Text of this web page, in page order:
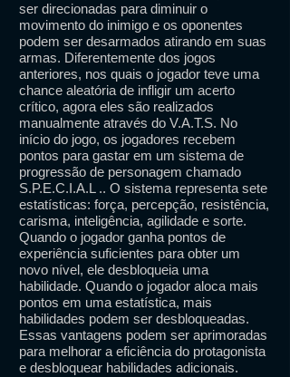
ser direcionadas para diminuir o
movimento do inimigo e os oponentes
podem ser desarmados atirando em suas
armas. Diferentemente dos jogos
anteriores, nos quais o jogador teve uma
chance aleatória de infligir um acerto
crítico, agora eles são realizados
manualmente através do V.A.T.S. No
início do jogo, os jogadores recebem
pontos para gastar em um sistema de
progressão de personagem chamado
S.P.E.C.I.A.L .. O sistema representa sete
estatísticas: força, percepção, resistência,
carisma, inteligência, agilidade e sorte.
Quando o jogador ganha pontos de
experiência suficientes para obter um
novo nível, ele desbloqueia uma
habilidade. Quando o jogador aloca mais
pontos em uma estatística, mais
habilidades podem ser desbloqueadas.
Essas vantagens podem ser aprimoradas
para melhorar a eficiência do protagonista
e desbloquear habilidades adicionais.